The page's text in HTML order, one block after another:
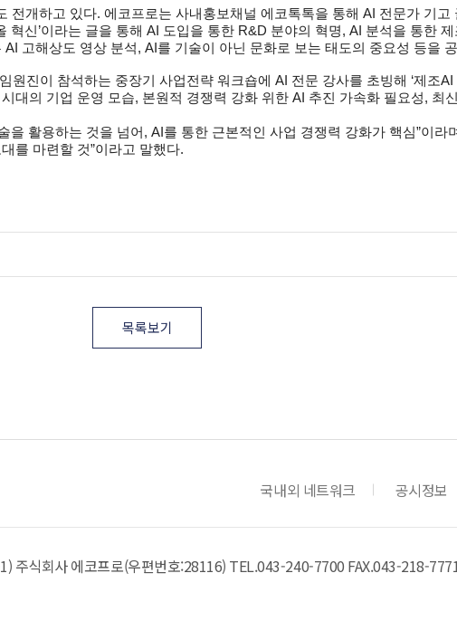
전개하고 있다. 에코프로는 사내홍보채널 에코톡톡을 통해 AI 전문가 기고
혁신’이라는 글을 통해 AI 도입을 통한 R&D 분야의 혁명, AI 분석을 통한
고해상도 영상 분석, AI를 기술이 아닌 문화로 보는 태도의 중요성 등을
진이 참석하는 중장기 사업전략 워크숍에 AI 전문 강사를 초빙해 ‘제조AI
대의 기업 운영 모습, 본원적 경쟁력 강화 위한 AI 추진 가속화 필요성, 최
활용하는 것을 넘어, AI를 통한 근본적인 사업 경쟁력 강화가 핵심”이라
를 마련할 것”이라고 말했다.
목록보기
국내외 네트워크 공시정보
주식회사 에코프로(우편번호:28116) TEL.043-240-7700 FAX.043-218-